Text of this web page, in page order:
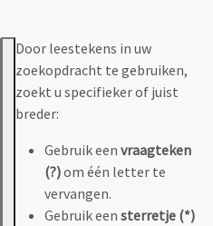
Door leestekens in uw
zoekopdracht te gebruiken,
zoekt u specifieker of juist
breder:
Gebruik een vraagteken
(?)om één letter te
vervangen.
Gebruik een sterretje (*)